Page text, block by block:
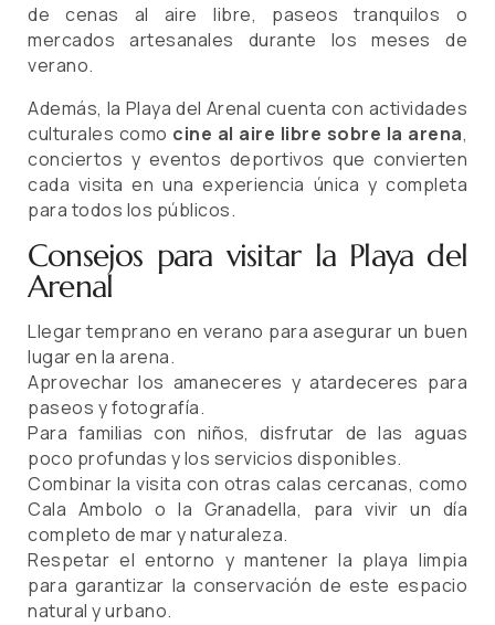
de cenas al aire libre, paseos tranquilos o
mercados artesanales durante los meses de
verano.
Además, la Playa del Arenal cuenta con actividades
culturales como cine al aire libre sobre la arena,
conciertos y eventos deportivos que convierten
cada visita en una experiencia única y completa
para todos los públicos.
Consejos para visitar la Playa del
Arenal
Llegar temprano en verano para asegurar un buen
lugar en la arena.
Aprovechar los amaneceres y atardeceres para
paseos y fotografía.
Para familias con niños, disfrutar de las aguas
poco profundas y los servicios disponibles.
Combinar la visita con otras calas cercanas, como
Cala Ambolo o la Granadella, para vivir un día
completo de mar y naturaleza.
Respetar el entorno y mantener la playa limpia
para garantizar la conservación de este espacio
natural y urbano.